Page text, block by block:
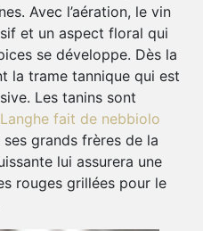
Avec l’aération, le vin
et un aspect floral qui
se développe. Dès la
la trame tannique qui est
Les tanins sont
fait de nebbiolo
ses grands frères de la
lui assurera une
rouges grillées pour le